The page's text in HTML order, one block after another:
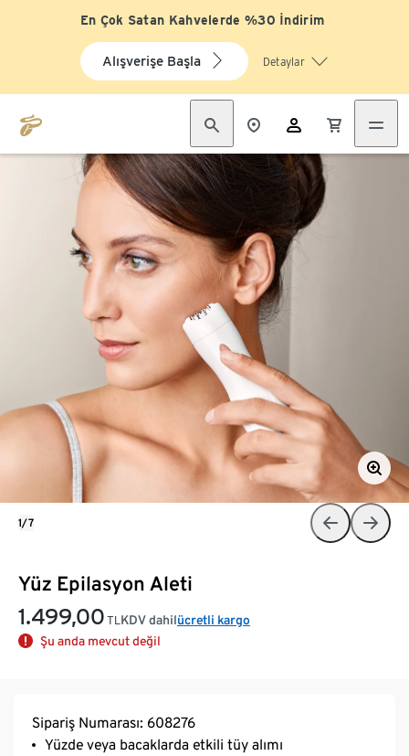
En Çok Satan Kahvelerde %30 İndirim
Alışverişe Başla Detaylar
Yüz Epilasyon Aleti
1.499,00 TL KDV dahilücretli kargo
Şu anda mevcut değil
1/7
Sipariş Numarası: 608276
Yüzde veya bacaklarda etkili tüy alımı